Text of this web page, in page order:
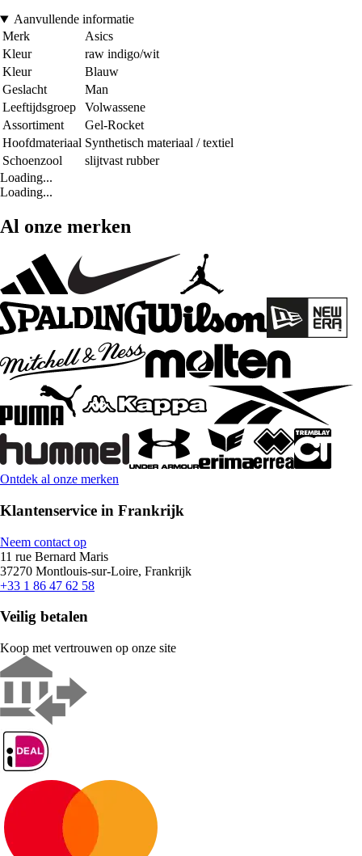
Aanvullende informatie
Merk
Asics
Kleur
raw indigo/wit
Kleur
Blauw
Geslacht
Man
Leeftijdsgroep
Volwassene
Assortiment
Gel-Rocket
Hoofdmateriaal Synthetisch materiaal / textiel
Schoenzool
slijtvast rubber
Loading...
Loading...
Al onze merken
Ontdek al onze merken
Klantenservice in Frankrijk
Neem contact op
11 rue Bernard Maris
37270 Montlouis-sur-Loire, Frankrijk
+33 1 86 47 62 58
Veilig betalen
Koop met vertrouwen op onze site